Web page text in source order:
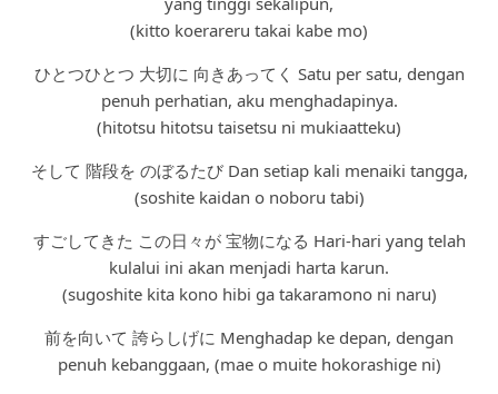
(kitto koerareru takai kabe mo)
ひとつひとつ 大切に 向きあってく Satu per satu, dengan
penuh perhatian, aku menghadapinya.
(hitotsu hitotsu taisetsu ni mukiaatteku)
そして 階段を のぼるたび Dan setiap kali menaiki tangga,
(soshite kaidan o noboru tabi)
すごしてきた この日々が 宝物になる Hari-hari yang telah
kulalui ini akan menjadi harta karun.
(sugoshite kita kono hibi ga takaramono ni naru)
前を向いて 誇らしげに Menghadap ke depan, dengan
penuh kebanggaan, (mae o muite hokorashige ni)